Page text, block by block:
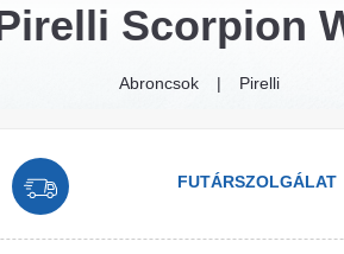
Scorpion
Abroncsok Pirelli
FUTÁRSZOLGÁLAT